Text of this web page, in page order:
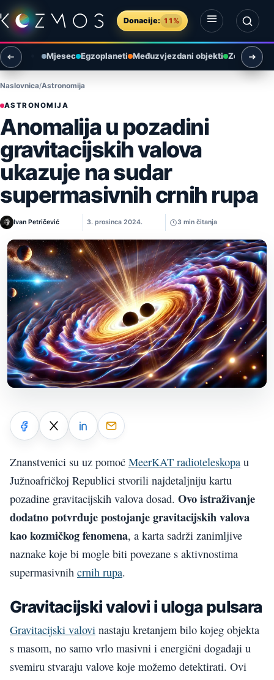
Preskoči na sadržaj
Donacije: 11%
Otvori izbornik
Otvori pretragu
Mjesec Egzoplaneti Međuzvjezdani objekti Zemlja i
Naslovnica Astronomija
ASTRONOMIJA
Anomalija u pozadini
gravitacijskih valova
ukazuje na sudar
supermasivnih crnih rupa
Ivan Petričević 3. prosinca 2024. 3 min čitanja
Znanstvenici su uz pomoć MeerKAT radioteleskopa u
Južnoafričkoj Republici stvorili najdetaljniju kartu
pozadine gravitacijskih valova dosad. Ovo istraživanje
dodatno potvrđuje postojanje gravitacijskih valova
kao kozmičkog fenomena, a karta sadrži zanimljive
naznake koje bi mogle biti povezane s aktivnostima
supermasivnih crnih rupa.
Gravitacijski valovi i uloga pulsara
Gravitacijski valovi nastaju kretanjem bilo kojeg objekta
s masom, no samo vrlo masivni i energični događaji u
svemiru stvaraju valove koje možemo detektirati. Ovi